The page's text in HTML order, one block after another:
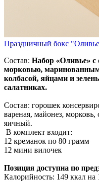
Праздничный бокс
Состав: Набор «Оливье»
морковью,
колбасой, яйцами и
салатниках.
Состав: горошек
вареная, майонез,
яичный.
В комплект входит:
12 креманок по 80 грамм
12 мини вилочек
Позиция доступна по
Калорийность: 149 ккал на